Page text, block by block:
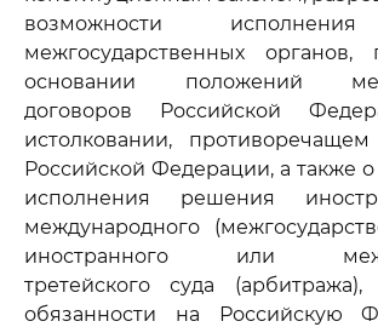
возможности
межгосударственных
основании положений
договоров Российской
истолковании, противоречащем
Российской Федерации, а также
исполнения решения
международного
иностранного или
третейского суда (арбитража),
обязанности на Российскую